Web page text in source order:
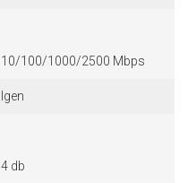
10/100/1000/2500 Mbps
Igen
4 db